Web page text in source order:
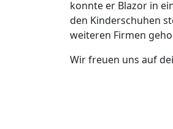
konnte er Blazor in
den Kinderschuhen
weiteren Firmen
Wir freuen uns auf